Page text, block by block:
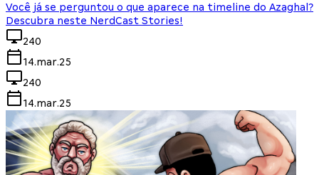
Você já se perguntou o que aparece na timeline do Azaghal?
Descubra neste NerdCast Stories!
240
14.mar.25
240
14.mar.25